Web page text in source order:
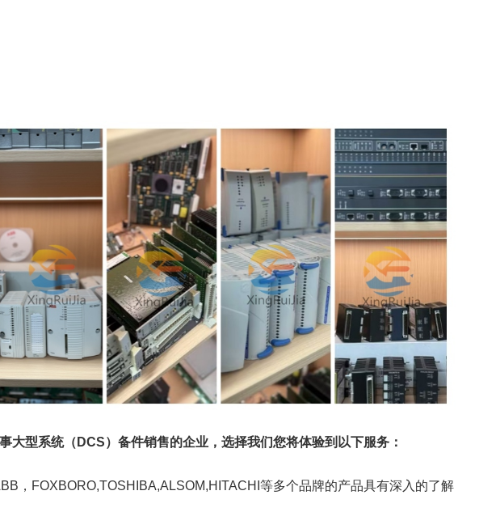
大型系统（DCS）备件销售的企业，选择我们您将体验到以下服务：
，FOXBORO,TOSHIBA,ALSOM,HITACHI等多个品牌的产品具有深入的了解